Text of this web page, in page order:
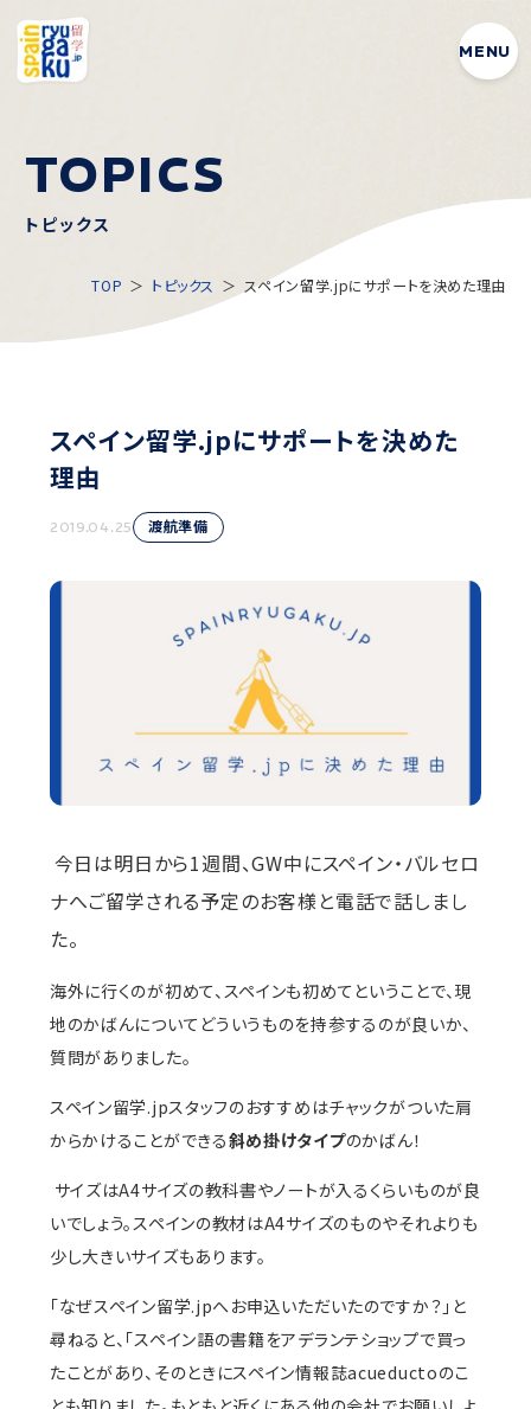
MENU
TOPICS
トピックス
TOP トピックス スペイン留学.jpにサポートを決めた理由
スペイン留学.jpにサポートを決めた
理由
2019.04.25 渡航準備
今日は明日から1週間、GW中にスペイン・バルセロ
ナへご留学される予定のお客様と電話で話しまし
た。
海外に行くのが初めて、スペインも初めてということで、現
地のかばんについてどういうものを持参するのが良いか、
質問がありました。
スペイン留学.jpスタッフのおすすめはチャックがついた肩
からかけることができる斜め掛けタイプのかばん！
サイズはA4サイズの教科書やノートが入るくらいものが良
いでしょう。スペインの教材はA4サイズのものやそれよりも
少し大きいサイズもあります。
「なぜスペイン留学.jpへお申込いただいたのですか？」と
尋ねると、「スペイン語の書籍をアデランテショップで買っ
たことがあり、そのときにスペイン情報誌acueductoのこ